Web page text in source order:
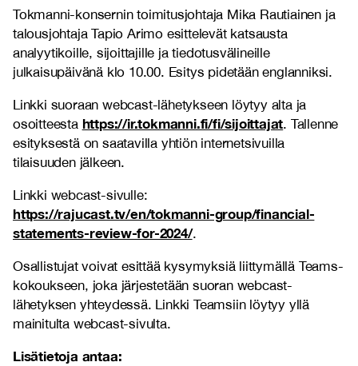
Tokmanni-konsernin toimitusjohtaja Mika Rautiainen ja
talousjohtaja Tapio Arimo esittelevät katsausta
analyytikoille, sijoittajille ja tiedotusvälineille
julkaisupäivänä klo 10.00. Esitys pidetään englanniksi.
Linkki suoraan webcast-lähetykseen löytyy alta ja
osoitteesta https://ir.tokmanni.fi/fi/sijoittajat. Tallenne
esityksestä on saatavilla yhtiön internetsivuilla
tilaisuuden jälkeen.
Linkki webcast-sivulle:
https://rajucast.tv/en/tokmanni-group/financial-
statements-review-for-2024/.
Osallistujat voivat esittää kysymyksiä liittymällä Teams-
kokoukseen, joka järjestetään suoran webcast-
lähetyksen yhteydessä. Linkki Teamsiin löytyy yllä
mainitulta webcast-sivulta.
Lisätietoja antaa: